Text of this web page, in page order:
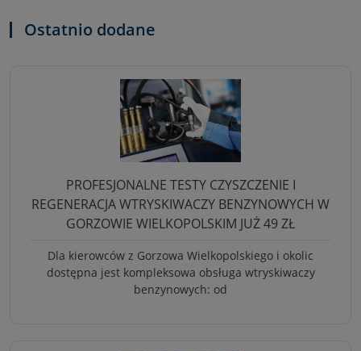
Ostatnio dodane
PROFESJONALNE TESTY CZYSZCZENIE I
REGENERACJA WTRYSKIWACZY BENZYNOWYCH W
GORZOWIE WIELKOPOLSKIM JUŻ 49 ZŁ
Dla kierowców z Gorzowa Wielkopolskiego i okolic
dostępna jest kompleksowa obsługa wtryskiwaczy
benzynowych: od